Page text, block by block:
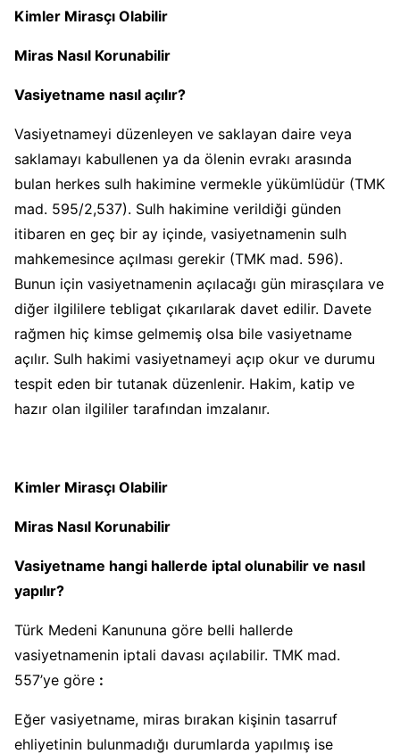
Kimler Mirasçı Olabilir
Miras Nasıl Korunabilir
Vasiyetname nasıl açılır?
Vasiyetnameyi düzenleyen ve saklayan daire veya
saklamayı kabullenen ya da ölenin evrakı arasında
bulan herkes sulh hakimine vermekle yükümlüdür (TMK
mad. 595/2,537). Sulh hakimine verildiği günden
itibaren en geç bir ay içinde, vasiyetnamenin sulh
mahkemesince açılması gerekir (TMK mad. 596).
Bunun için vasiyetnamenin açılacağı gün mirasçılara ve
diğer ilgililere tebligat çıkarılarak davet edilir. Davete
rağmen hiç kimse gelmemiş olsa bile vasiyetname
açılır. Sulh hakimi vasiyetnameyi açıp okur ve durumu
tespit eden bir tutanak düzenlenir. Hakim, katip ve
hazır olan ilgililer tarafından imzalanır.
Kimler Mirasçı Olabilir
Miras Nasıl Korunabilir
Vasiyetname hangi hallerde iptal olunabilir ve nasıl
yapılır?
Türk Medeni Kanununa göre belli hallerde
vasiyetnamenin iptali davası açılabilir. TMK mad.
557’ye göre :
Eğer vasiyetname, miras bırakan kişinin tasarruf
ehliyetinin bulunmadığı durumlarda yapılmış ise